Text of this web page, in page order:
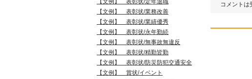
コメントは
【文例】 表彰状/定年退職
【文例】 表彰状/業務改善
【文例】 表彰状/業績優秀
【文例】 表彰状/永年勤続
【文例】 表彰状/無事故無違反
【文例】 表彰状/精勤皆勤
【文例】 表彰状/防災防犯交通安全
【文例】 賞状/イベント